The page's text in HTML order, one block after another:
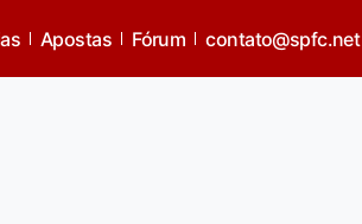
Apostas Fórum contato@spfc.net